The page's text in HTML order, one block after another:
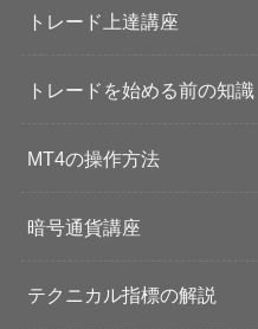
トレード上達講座
トレードを始める前の知識
MT4の操作方法
暗号通貨講座
テクニカル指標の解説